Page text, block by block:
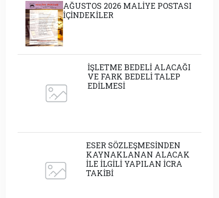
AĞUSTOS 2026 MALİYE POSTASI
İÇİNDEKİLER
İŞLETME BEDELİ ALACAĞI
VE FARK BEDELİ TALEP
EDİLMESİ
ESER SÖZLEŞMESİNDEN
KAYNAKLANAN ALACAK
İLE İLGİLİ YAPILAN İCRA
TAKİBİ